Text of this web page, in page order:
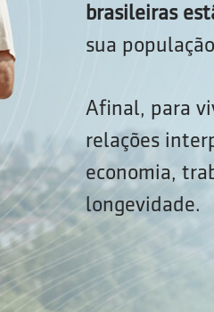
brasileiras
sua
Afinal, para
relações
economia,
longevidade.